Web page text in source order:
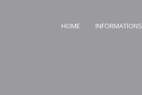
HOME INFORMATIONS